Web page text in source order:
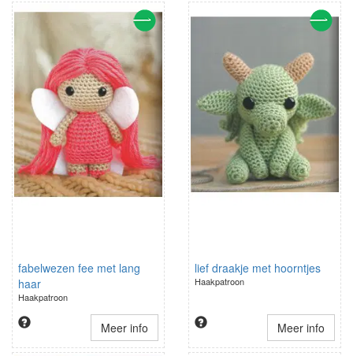
fabelwezen fee met lang
haar
Haakpatroon
Meer info
lief draakje met hoorntjes
Haakpatroon
Meer info